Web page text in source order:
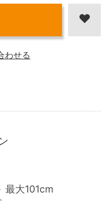
わせる
101cm